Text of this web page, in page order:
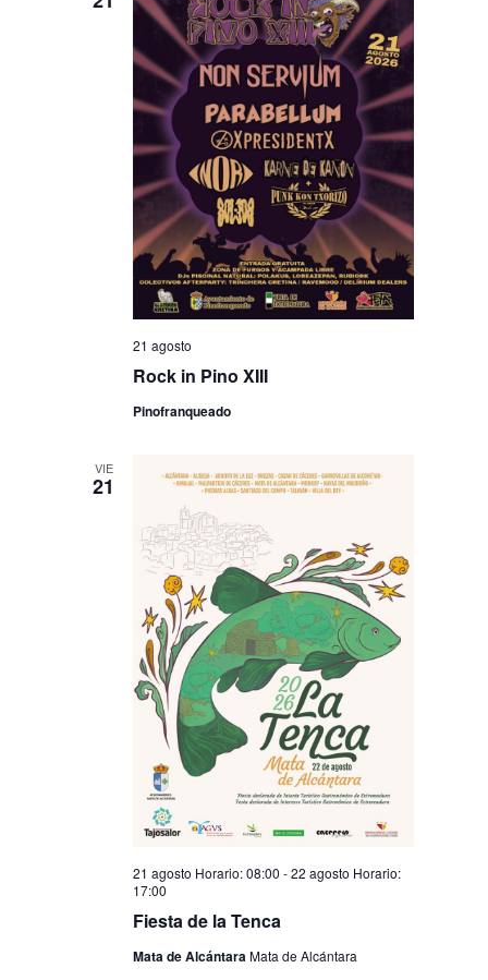
Rock in Pino XIII
21 agosto
Pinofranqueado
VIE
21
Fiesta de la Tenca
21 agosto Horario: 08:00 -22 agosto Horario:
17:00
Mata de AlcántaraMata de Alcántara